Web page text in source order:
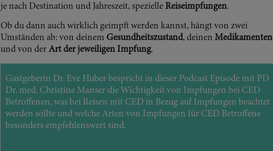
je nach Destination und Jahreszeit, spezielleReiseimpfungen.
Ob du dann auch wirklich geimpft werden kannst, hängt von zwei
Umständen ab: von deinem Gesundheitszustand, deinenMedikamenten
und von derArt der jeweiligen Impfung.
Gastgeberin Dr. Eve Huber bespricht in dieser Podcast Episode mit PD
Dr. med. Christine Manser die Wichtigkeit von Impfungen bei CED
Betroffenen, was bei Reisen mit CED in Bezug auf Impfungen beachtet
werden sollte und welche Arten von Impfungen für CED Betroffene
besonders empfehlenswert sind.